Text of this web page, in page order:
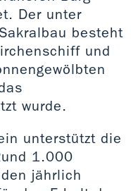
Der unter
besteht
und
wurde.
unterstützt die
1.000
jährlich